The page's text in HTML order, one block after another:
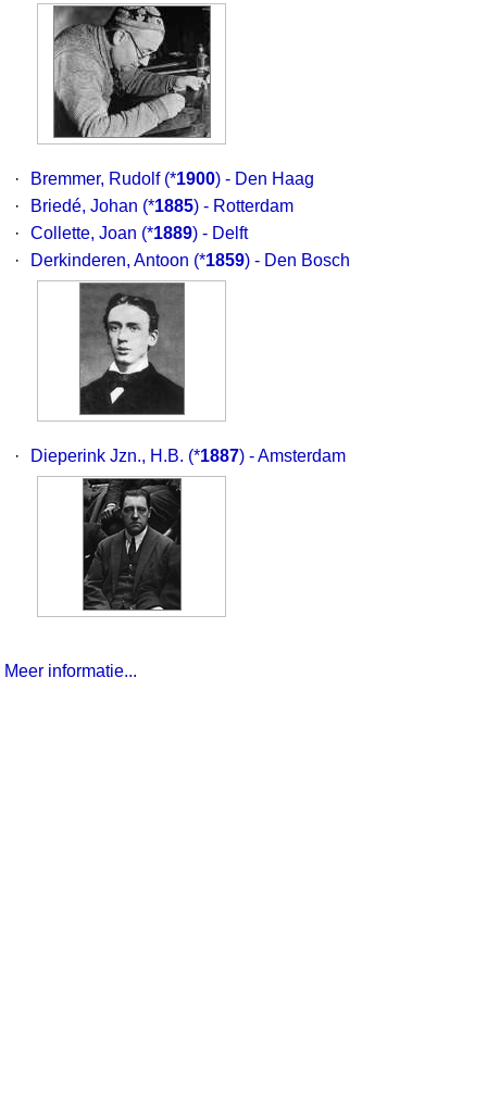
· Bremmer, Rudolf (*1900) - Den Haag
·
Briedé, Johan (*1885) - Rotterdam
·
Collette, Joan (*1889) - Delft
·
Derkinderen, Antoon (*1859) - Den Bosch
· Dieperink Jzn., H.B. (*1887) - Amsterdam
Meer informatie...